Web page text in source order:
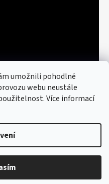
umožnili pohodlné
webu neustále
Více informací